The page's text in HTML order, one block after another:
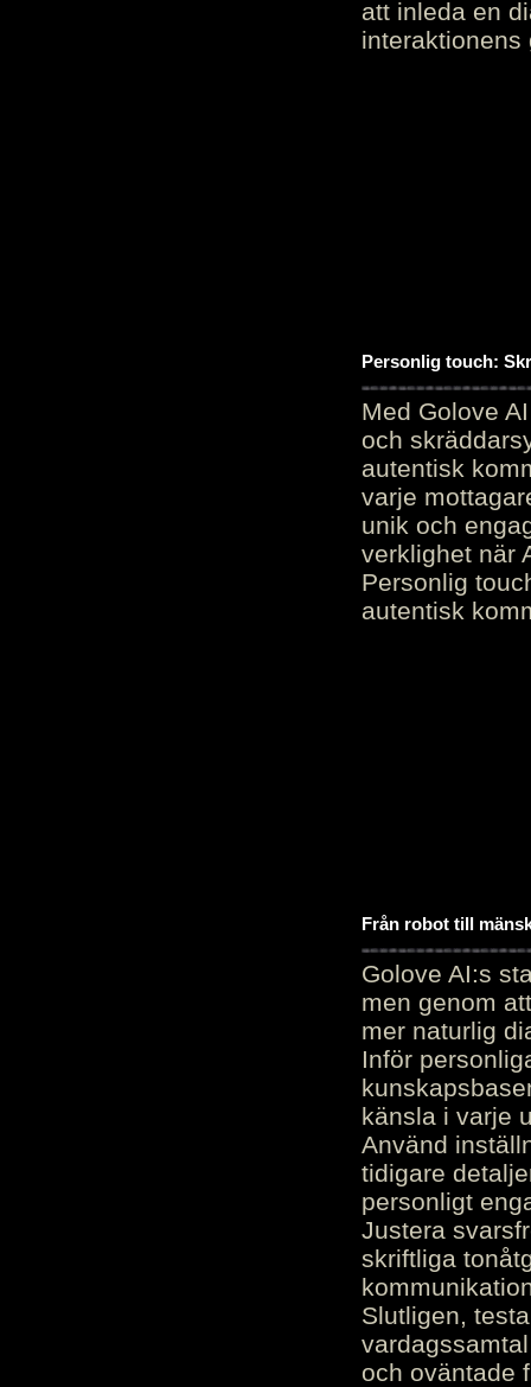
att inleda en
interaktionens
Personlig touch:
Med Golove
och
autentisk
varje
unik och
verklighet när
Personlig
autentisk
Från robot till
Golove AI:s
men genom
mer naturlig
Inför
känsla i varje
Använd
tidigare
personligt
Justera
skriftliga
Slutligen,
och oväntade